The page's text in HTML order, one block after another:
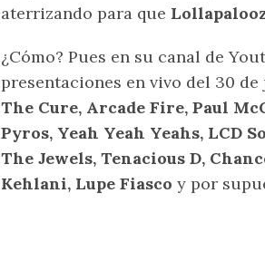
aterrizando para que
¿Cómo? Pues en su canal de
presentaciones en vivo del 30
The Cure, Arcade Fire, Paul
Pyros, Yeah Yeah Yeahs, LCD
The Jewels, Tenacious D,
Kehlani, Lupe Fiasco y por